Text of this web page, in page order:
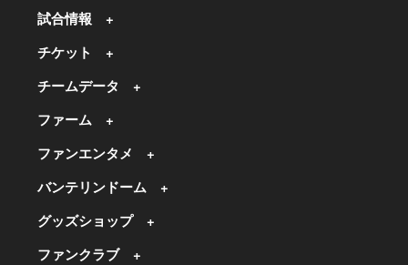
試合情報
チケット
チームデータ
ファーム
ファンエンタメ
バンテリンドーム
グッズショップ
ファンクラブ